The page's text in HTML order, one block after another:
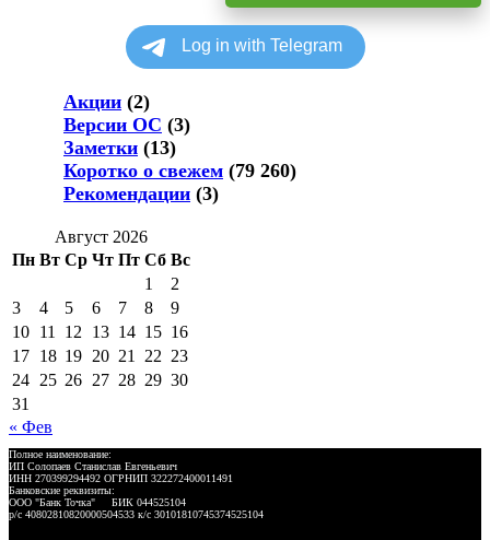
Акции (2)
Версии ОС (3)
Заметки (13)
Коротко о свежем (79 260)
Рекомендации (3)
Август 2026
Пн Вт Ср Чт Пт Сб Вс
1
2
3
4 5 6 7 8
9
10 11 12 13 14 15 16
17 18 19 20 21 22 23
24 25 26 27 28 29 30
31
« Фев
Полное наименование:
ИП Солопаев Станислав Евгеньевич
ИНН 270399294492 ОГРНИП 322272400011491
Банковские реквизиты:
ООО "Банк Точка" БИК 044525104
р/с 40802810820000504533 к/с 30101810745374525104